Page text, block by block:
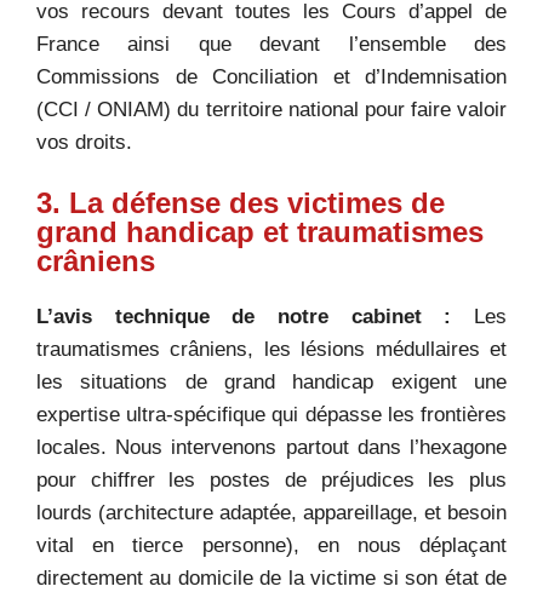
vos recours devant toutes les Cours d’appel de
France ainsi que devant l’ensemble des
Commissions de Conciliation et d’Indemnisation
(CCI / ONIAM) du territoire national pour faire valoir
vos droits.
3. La défense des victimes de
grand handicap et traumatismes
crâniens
L’avis technique de notre cabinet :
Les
traumatismes crâniens, les lésions médullaires et
les situations de grand handicap exigent une
expertise ultra-spécifique qui dépasse les frontières
locales. Nous intervenons partout dans l’hexagone
pour chiffrer les postes de préjudices les plus
lourds (architecture adaptée, appareillage, et besoin
vital en tierce personne), en nous déplaçant
directement au domicile de la victime si son état de